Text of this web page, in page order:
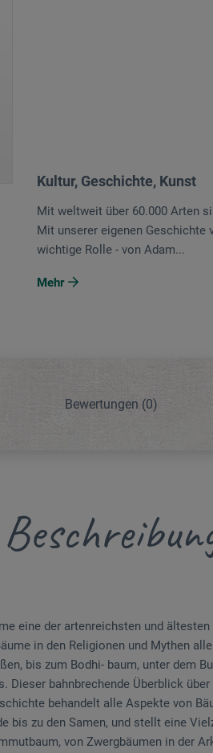
Kultur, Geschichte, Kunst
Mit weltweit über 60.000 Arten
Mit unserer eigenen Geschichte
wichtige Rolle - von Adam...
Mehr
Bewertungen (0)
eine der artenreichsten und
in den Religionen und Mythen
bis zum Bodhi- baum, unter dem
Dieser bahnbrechende Überblick
behandelt alle Aspekte von
bis zu den Samen, und stellt eine
von Zwergbäumen in der